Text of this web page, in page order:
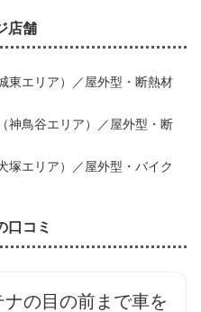
店舗
東エリア）／屋外型・断熱材
神鳥谷エリア）／屋外型・断
塚エリア）／屋外型・バイク
口コミ
の目の前まで車を